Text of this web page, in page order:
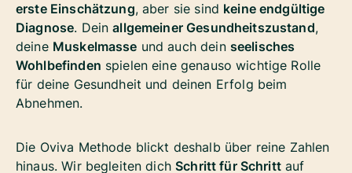
erste Einschätzung, aber sie sind keine endgültige
Diagnose. Deinallgemeiner Gesundheitszustand,
deine Muskelmasse und auch dein seelisches
Wohlbefinden spielen eine genauso wichtige Rolle
für deine Gesundheit und deinen Erfolg beim
Abnehmen.
Die Oviva Methode blickt deshalb über reine Zahlen
hinaus. Wir begleiten dichSchritt für Schrittauf